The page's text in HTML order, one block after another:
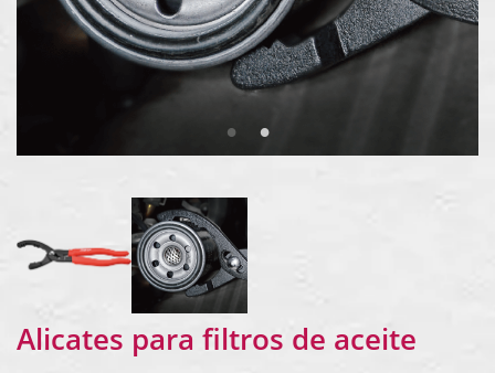
Alicates para filtros de aceite